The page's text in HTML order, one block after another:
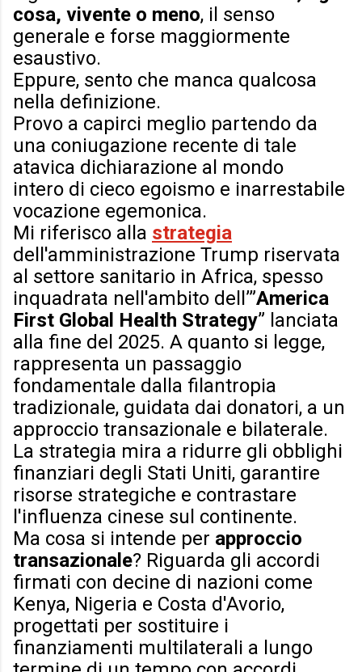
cosa, vivente o meno, il senso
generale e forse maggiormente
esaustivo.
Eppure, sento che manca qualcosa
nella definizione.
Provo a capirci meglio partendo da
una coniugazione recente di tale
atavica dichiarazione al mondo
intero di cieco egoismo e inarrestabile
vocazione egemonica.
Mi riferisco alla strategia
dell'amministrazione Trump riservata
al settore sanitario in Africa, spesso
inquadrata nell'ambito dell’”America
First Global Health Strategy” lanciata
alla fine del 2025. A quanto si legge,
rappresenta un passaggio
fondamentale dalla filantropia
tradizionale, guidata dai donatori, a un
approccio transazionale e bilaterale.
La strategia mira a ridurre gli obblighi
finanziari degli Stati Uniti, garantire
risorse strategiche e contrastare
l'influenza cinese sul continente.
Ma cosa si intende per approccio
transazionale? Riguarda gli accordi
firmati con decine di nazioni come
Kenya, Nigeria e Costa d'Avorio,
progettati per sostituire i
finanziamenti multilaterali a lungo